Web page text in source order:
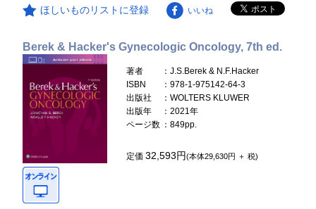
ほしいものリストに登録 いいね
Berek & Hacker's Gynecologic Oncology, 7th ed.
著者
：J.S.Berek & N.F.Hacker
ISBN
：978-1-975142-64-3
出版社
：WOLTERS KLUWER
出版年
：2021年
ページ数 ：849pp.
定価32,593円(本体29,630円 ＋ 税)